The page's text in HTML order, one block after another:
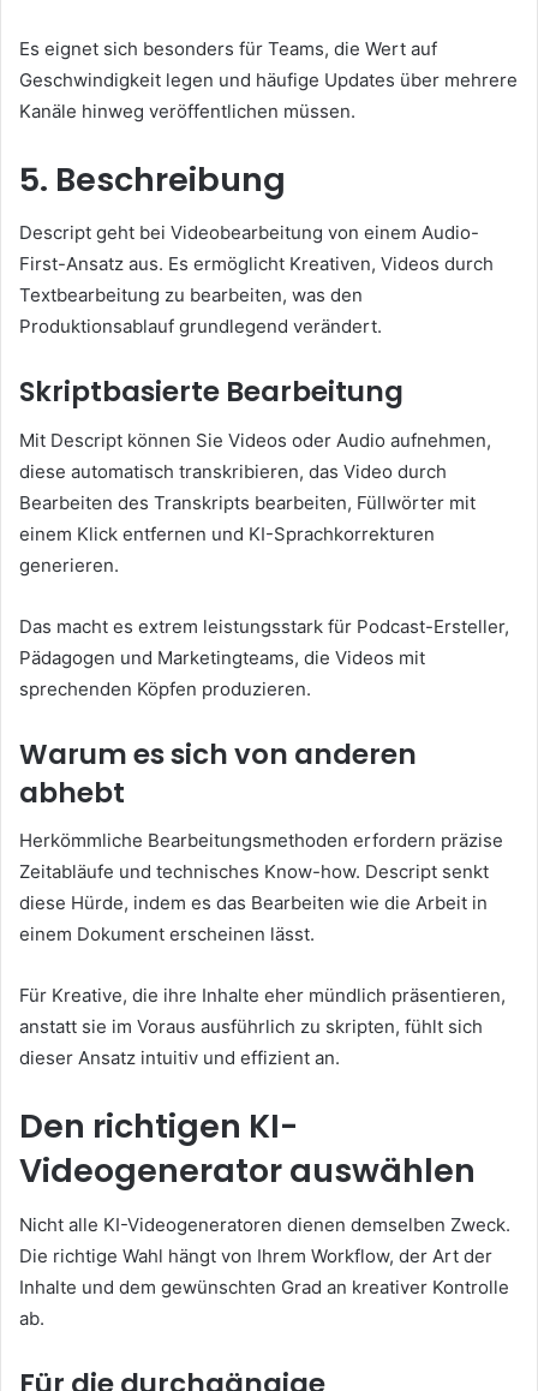
Es eignet sich besonders für Teams, die Wert auf
Geschwindigkeit legen und häufige Updates über mehrere
Kanäle hinweg veröffentlichen müssen.
5. Beschreibung
Descript geht bei Videobearbeitung von einem Audio-
First-Ansatz aus. Es ermöglicht Kreativen, Videos durch
Textbearbeitung zu bearbeiten, was den
Produktionsablauf grundlegend verändert.
Skriptbasierte Bearbeitung
Mit Descript können Sie Videos oder Audio aufnehmen,
diese automatisch transkribieren, das Video durch
Bearbeiten des Transkripts bearbeiten, Füllwörter mit
einem Klick entfernen und KI-Sprachkorrekturen
generieren.
Das macht es extrem leistungsstark für Podcast-Ersteller,
Pädagogen und Marketingteams, die Videos mit
sprechenden Köpfen produzieren.
Warum es sich von anderen
abhebt
Herkömmliche Bearbeitungsmethoden erfordern präzise
Zeitabläufe und technisches Know-how. Descript senkt
diese Hürde, indem es das Bearbeiten wie die Arbeit in
einem Dokument erscheinen lässt.
Für Kreative, die ihre Inhalte eher mündlich präsentieren,
anstatt sie im Voraus ausführlich zu skripten, fühlt sich
dieser Ansatz intuitiv und effizient an.
Den richtigen KI-
Videogenerator auswählen
Nicht alle KI-Videogeneratoren dienen demselben Zweck.
Die richtige Wahl hängt von Ihrem Workflow, der Art der
Inhalte und dem gewünschten Grad an kreativer Kontrolle
ab.